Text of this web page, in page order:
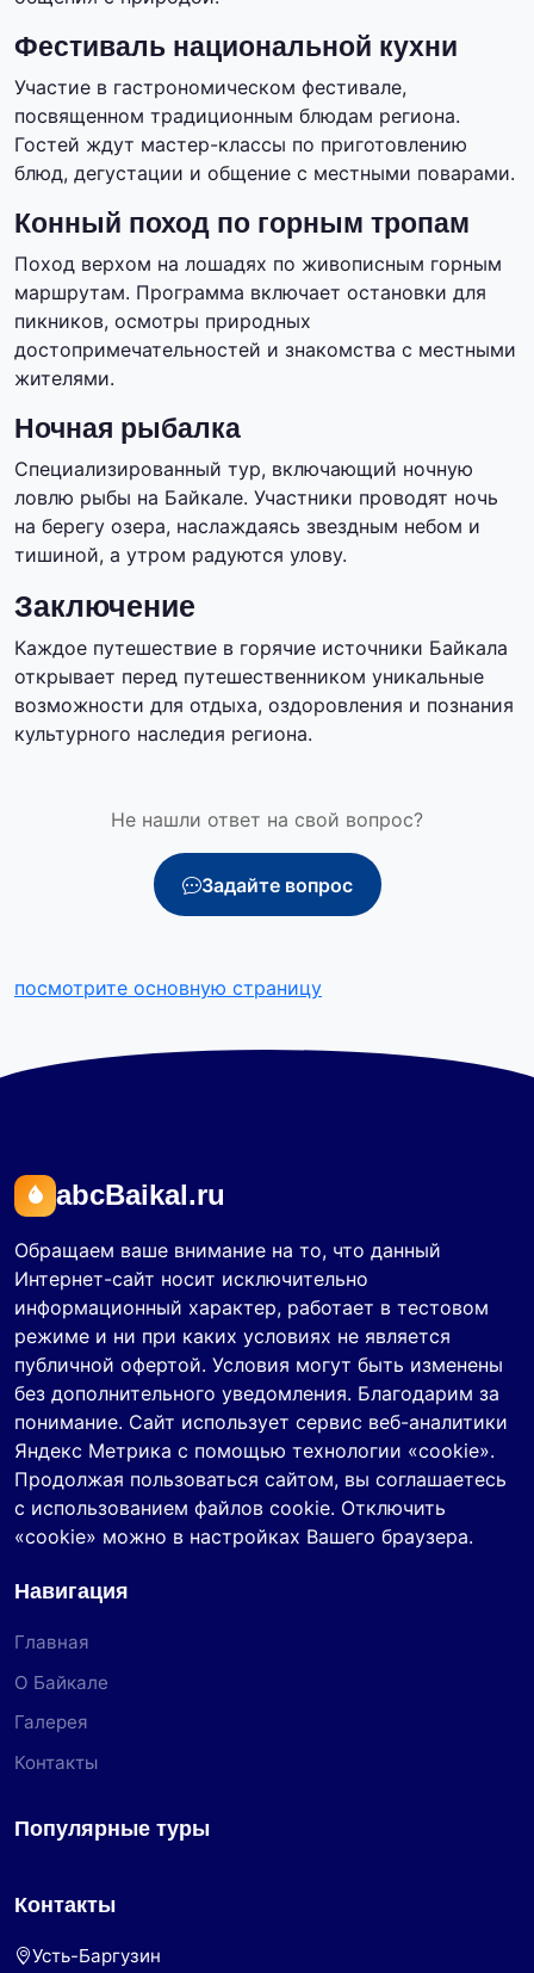
Фестиваль национальной кухни
Участие в гастрономическом фестивале,
посвященном традиционным блюдам региона.
Гостей ждут мастер-классы по приготовлению
блюд, дегустации и общение с местными поварами.
Конный поход по горным тропам
Поход верхом на лошадях по живописным горным
маршрутам. Программа включает остановки для
пикников, осмотры природных
достопримечательностей и знакомства с местными
жителями.
Ночная рыбалка
Специализированный тур, включающий ночную
ловлю рыбы на Байкале. Участники проводят ночь
на берегу озера, наслаждаясь звездным небом и
тишиной, а утром радуются улову.
Заключение
Каждое путешествие в горячие источники Байкала
открывает перед путешественником уникальные
возможности для отдыха, оздоровления и познания
культурного наследия региона.
Не нашли ответ на свой вопрос?
Задайте вопрос
посмотрите основную страницу
abcBaikal.ru
Обращаем ваше внимание на то, что данный
Интернет-сайт носит исключительно
информационный характер, работает в тестовом
режиме и ни при каких условиях не является
публичной офертой. Условия могут быть изменены
без дополнительного уведомления. Благодарим за
понимание. Сайт использует сервис веб-аналитики
Яндекс Метрика с помощью технологии «cookie».
Продолжая пользоваться сайтом, вы соглашаетесь
с использованием файлов cookie. Отключить
«cookie» можно в настройках Вашего браузера.
Навигация
Главная
О Байкале
Галерея
Контакты
Популярные туры
Контакты
Усть-Баргузин